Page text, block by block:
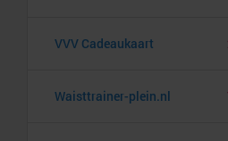
VVV Cadeaukaart
Waisttrainer-plein.nl